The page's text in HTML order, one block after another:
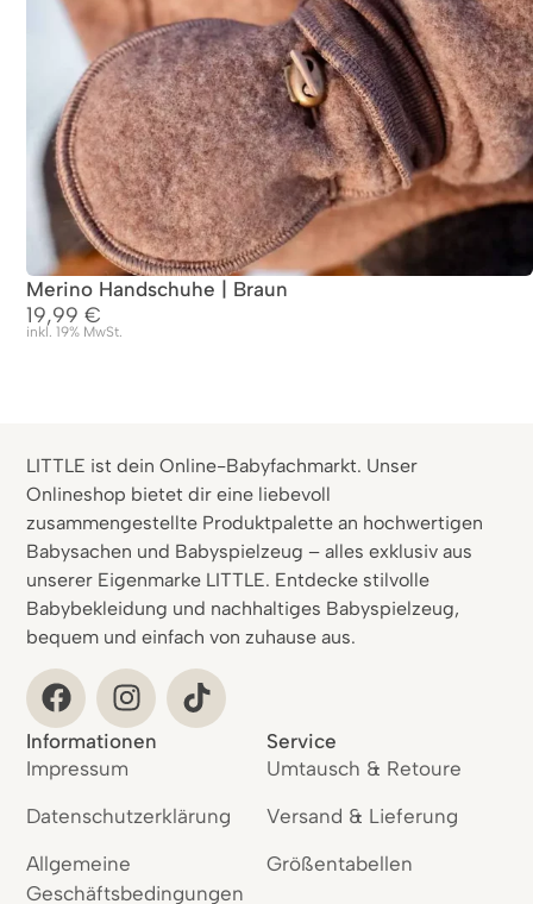
Merino Handschuhe | Braun
19,99€
inkl. 19% MwSt.
LITTLE ist dein Online-Babyfachmarkt. Unser
Onlineshop bietet dir eine liebevoll
zusammengestellte Produktpalette an hochwertigen
Babysachen und Babyspielzeug – alles exklusiv aus
unserer Eigenmarke LITTLE. Entdecke stilvolle
Babybekleidung und nachhaltiges Babyspielzeug,
bequem und einfach von zuhause aus.
Informationen
Impressum
Datenschutzerklärung
Allgemeine
Geschäftsbedingungen
Service
Umtausch & Retoure
Versand & Lieferung
Größentabellen